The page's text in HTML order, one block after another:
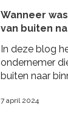
Wanneer
van buiten
In deze blog
ondernemer
buiten naar
7 april 2024